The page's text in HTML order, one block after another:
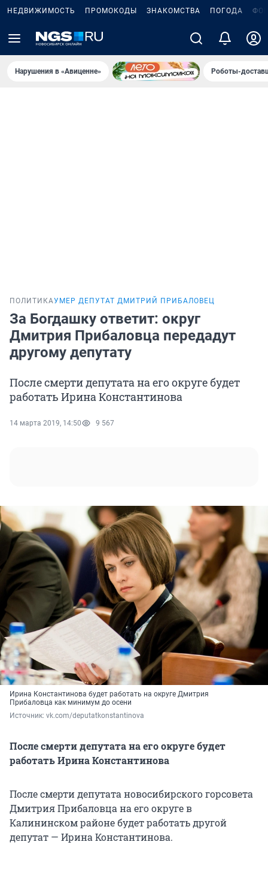
НЕДВИЖИМОСТЬ ПРОМОКОДЫ ЗНАКОМСТВА ПОГОДА
Нарушения в «Авиценне» Роботы-
ПОЛИТИКАУМЕР ДЕПУТАТ ДМИТРИЙ ПРИБАЛОВЕЦ
За Богдашку ответит: округ
Дмитрия Прибаловца передадут
другому депутату
После смерти депутата на его округе будет
работать Ирина Константинова
14 марта 2019, 14:50 9 567
Ирина Константинова будет работать на округе Дмитрия
Прибаловца как минимум до осени
Источник: vk.com/deputatkonstantinova
После смерти депутата на его округе будет
работать Ирина Константинова
После смерти депутата новосибирского горсовета
Дмитрия Прибаловца на его округе в
Калининском районе будет работать другой
депутат — Ирина Константинова.